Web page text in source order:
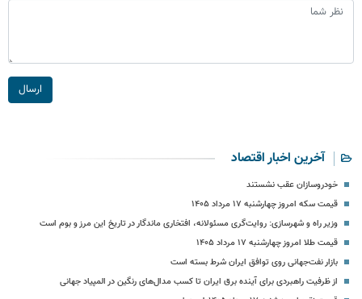
ارسال
آخرین اخبار اقتصاد
خودروسازان عقب نشستند
قیمت سکه امروز چهارشنبه ۱۷ مرداد ۱۴۰۵
وزیر راه و شهرسازی: روایت‌گری مسئولانه، افتخاری ماندگار در تاریخ این مرز و بوم است
قیمت طلا امروز چهارشنبه ۱۷ مرداد ۱۴۰۵
بازار نفت‌جهانی روی توافق ایران شرط بسته است
از ظرفیت راهبردی برای آینده برق ایران تا کسب مدال‌های رنگین در المپیاد جهانی